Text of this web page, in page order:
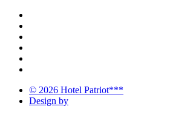
© 2026 Hotel Patriot***
Design by